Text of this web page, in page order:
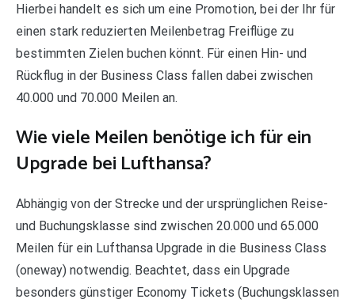
Hierbei handelt es sich um eine Promotion, bei der Ihr für
einen stark reduzierten Meilenbetrag Freiflüge zu
bestimmten Zielen buchen könnt. Für einen Hin- und
Rückflug in der Business Class fallen dabei zwischen
40.000 und 70.000 Meilen an.
Wie viele Meilen benötige ich für ein
Upgrade bei Lufthansa?
Abhängig von der Strecke und der ursprünglichen Reise-
und Buchungsklasse sind zwischen 20.000 und 65.000
Meilen für ein Lufthansa Upgrade in die Business Class
(oneway) notwendig. Beachtet, dass ein Upgrade
besonders günstiger Economy Tickets (Buchungsklassen